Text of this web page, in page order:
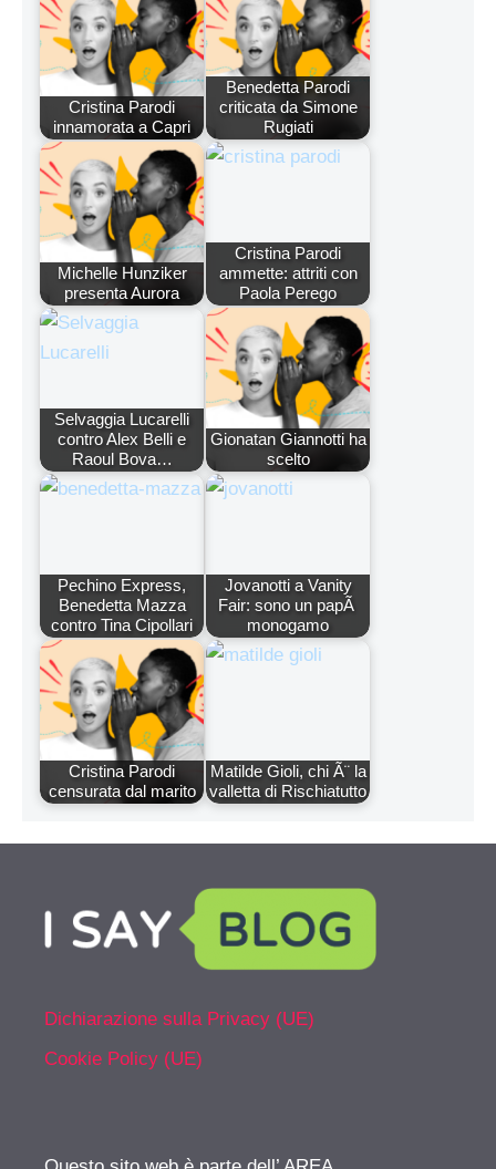
Cristina Parodi
innamorata a Capri
Benedetta Parodi
criticata da Simone
Rugiati
Michelle Hunziker
presenta Aurora
Cristina Parodi
ammette: attriti con
Paola Perego
Selvaggia Lucarelli
contro Alex Belli e
Raoul Bova…
Gionatan Giannotti ha
scelto
Pechino Express,
Benedetta Mazza
contro Tina Cipollari
Jovanotti a Vanity
Fair: sono un papÃ
monogamo
Cristina Parodi
censurata dal marito
Matilde Gioli, chi Ã¨ la
valletta di Rischiatutto
Dichiarazione sulla Privacy (UE)
Cookie Policy (UE)